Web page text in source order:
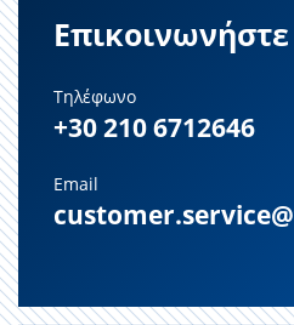
Τηλέφωνο
+30 210 6712646
Email